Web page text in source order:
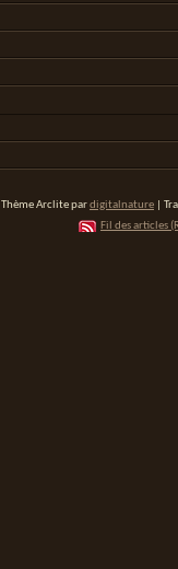
Thème Arclite pardigitalnature |
Fil des articles